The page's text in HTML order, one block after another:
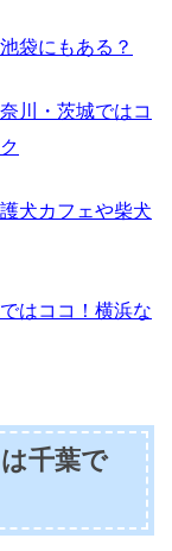
袋にもある？
川・茨城ではコ
犬カフェや柴犬
はココ！横浜な
千葉で